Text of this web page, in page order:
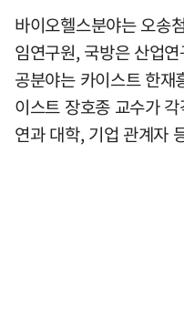
바이오헬스분야는 오송
임연구원, 국방은 산업
공분야는 카이스트 한
이스트 장호종 교수가
연과 대학, 기업 관계자